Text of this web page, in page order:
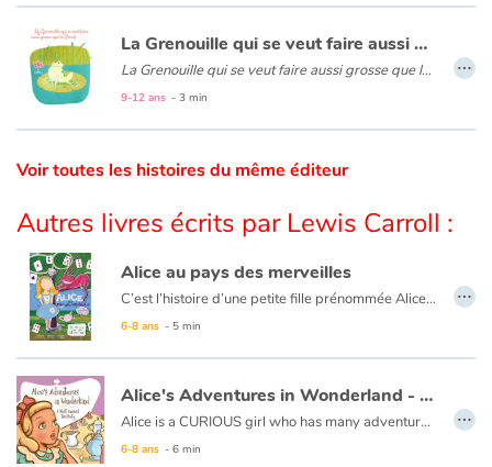
Contraste +
Aide
Accueil
Famille
Écoles
Médiathèques
Vidéos & Tutoriaux
La Grenouille qui se veut faire aussi grosse que le Bœuf
La Grenouille qui se veut faire aussi grosse que le Bœuf
9-12 ans - 3 min
…
Voir toutes les histoires du même éditeur
Autres livres écrits par Lewis Carroll :
Alice au pays des merveilles
C’est l’histoire d’une petite fille prénommée Alice, qui vivait il n’y a pas si longtemps de ca dans un lieu pas très loin d’ici. Alice a vécu des aventures incroyables dans un lieu qu’on appelle le Pays des Merveilles...
Ce livre est aussi disponible en anglais :
6-8 ans - 5 min
…
Alice's Adventures in Wonderland - A Most Unusual Tea Party
Alice is a CURIOUS girl who has many adventures...
6-8 ans - 6 min
…